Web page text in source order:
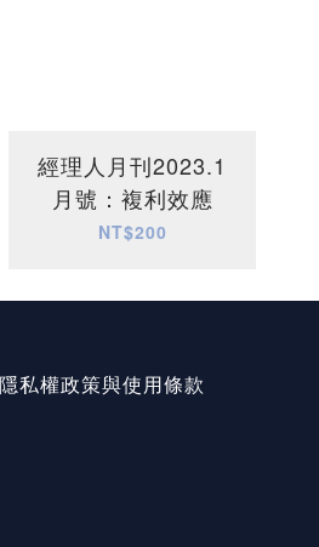
經理人月刊2023.1
月號：複利效應
NT$200
隱私權政策與使用條款